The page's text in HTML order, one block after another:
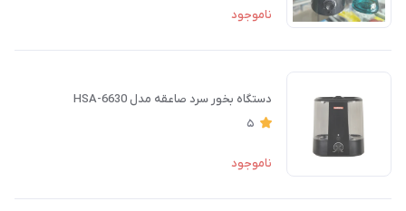
ناموجود
دستگاه بخور سرد صاعقه مدل HSA-6630
5
ناموجود